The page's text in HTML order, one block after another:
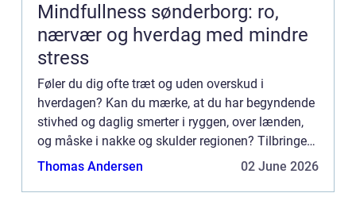
Mindfullness sønderborg: ro,
nærvær og hverdag med mindre
stress
Føler du dig ofte træt og uden overskud i
hverdagen? Kan du mærke, at du har begyndende
stivhed og daglig smerter i ryggen, over lænden,
og måske i nakke og skulder regionen? Tilbringer
du det meste af din dag i stilles...
Thomas Andersen 02 June 2026